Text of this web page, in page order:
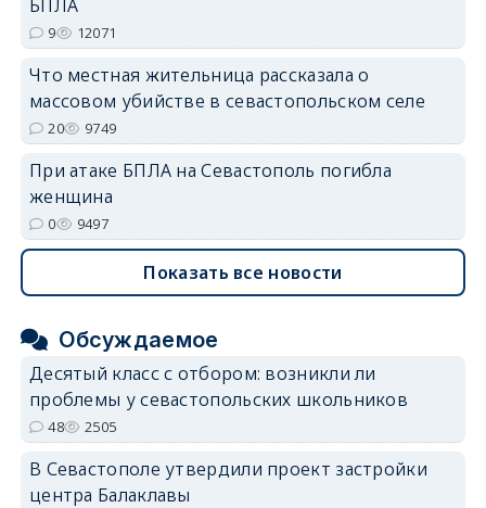
БПЛА
9 12071
Что местная жительница рассказала о
массовом убийстве в севастопольском селе
20 9749
При атаке БПЛА на Севастополь погибла
женщина
0 9497
Показать все новости
Обсуждаемое
Десятый класс с отбором: возникли ли
проблемы у севастопольских школьников
48 2505
В Севастополе утвердили проект застройки
центра Балаклавы